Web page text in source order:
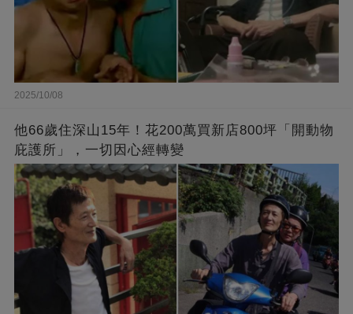
2025/10/08
他66歲住深山15年！花200萬買新店800坪「開動物
庇護所」，一切因心經轉變